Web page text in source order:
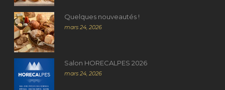
Quelques nouveautés !
mars 24, 2026
Salon HORECALPES 2026
mars 24, 2026